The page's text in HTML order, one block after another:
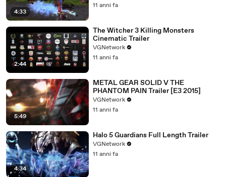
4:33
11 anni fa
2:44
The Witcher 3 Killing Monsters
Cinematic Trailer
VGNetwork
11 anni fa
5:49
METAL GEAR SOLID V THE
PHANTOM PAIN Trailer [E3 2015]
VGNetwork
11 anni fa
4:34
Halo 5 Guardians Full Length Trailer
VGNetwork
11 anni fa